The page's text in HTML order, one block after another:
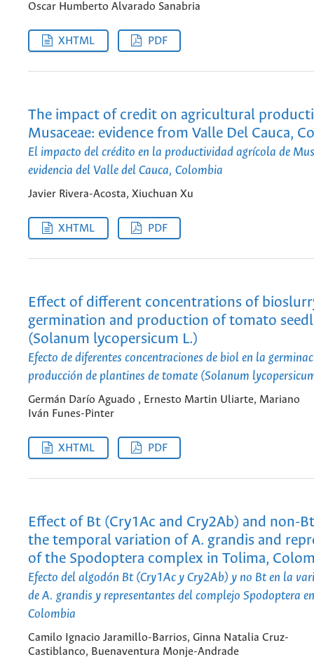
Oscar Humberto Alvarado Sanabria
XHTML PDF
The impact of credit on agricultural
Musaceae: evidence from Valle Del Cauca,
El impacto del crédito en la productividad agrícola de
evidencia del Valle del Cauca, Colombia
Javier Rivera-Acosta, Xiuchuan Xu
XHTML PDF
Effect of different concentrations of
germination and production of tomato
(Solanum lycopersicum L.)
Efecto de diferentes concentraciones de biol en la
producción de plantines de tomate (Solanum
Germán Darío Aguado , Ernesto Martin Uliarte, Mariano
Iván Funes-Pinter
XHTML PDF
Effect of Bt (Cry1Ac and Cry2Ab) and non-
the temporal variation of A. grandis and
of the Spodoptera complex in Tolima,
Efecto del algodón Bt (Cry1Ac y Cry2Ab) y no Bt en la
de A. grandis y representantes del complejo Spodoptera
Colombia
Camilo Ignacio Jaramillo-Barrios, Ginna Natalia Cruz-
Castiblanco, Buenaventura Monje-Andrade